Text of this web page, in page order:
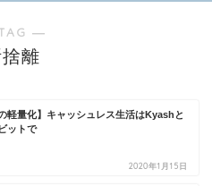
―
捨離
の軽量化】キャッシュレス生活はKyashと
ットで
2020年1月15日